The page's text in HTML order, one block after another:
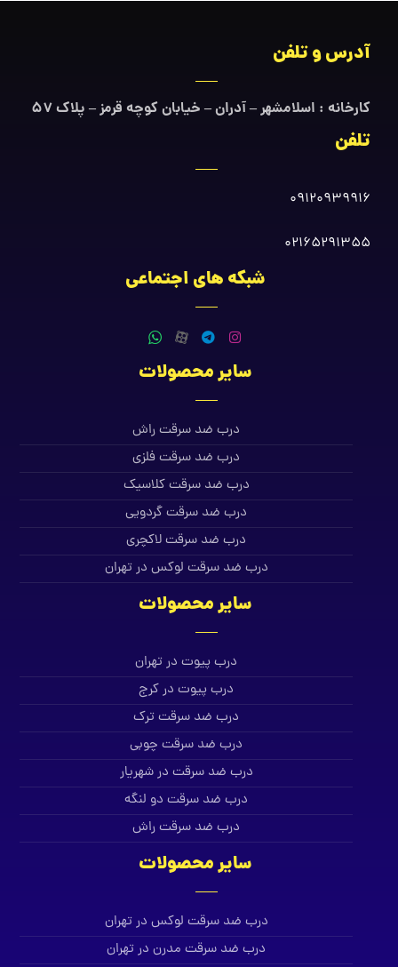
آدرس و تلفن
کارخانه : اسلامشهر – آدران – خیابان کوچه قرمز – پلاک ۵۷
تلفن
09120939916
02165291355
شبکه های اجتماعی
سایر محصولات
درب ضد سرقت راش
درب ضد سرقت فلزی
درب ضد سرقت کلاسیک
درب ضد سرقت گردویی
درب ضد سرقت لاکچری
درب ضد سرقت لوکس در تهران
سایر محصولات
درب پیوت در تهران
درب پیوت در کرج
درب ضد سرقت ترک
درب ضد سرقت چوبی
درب ضد سرقت در شهریار
درب ضد سرقت دو لنگه
درب ضد سرقت راش
سایر محصولات
درب ضد سرقت لوکس در تهران
درب ضد سرقت مدرن در تهران